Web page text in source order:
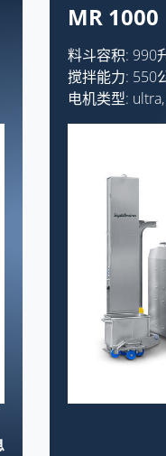
MR 1000
料斗容积: 990
搅拌能力: 550
电机类型: